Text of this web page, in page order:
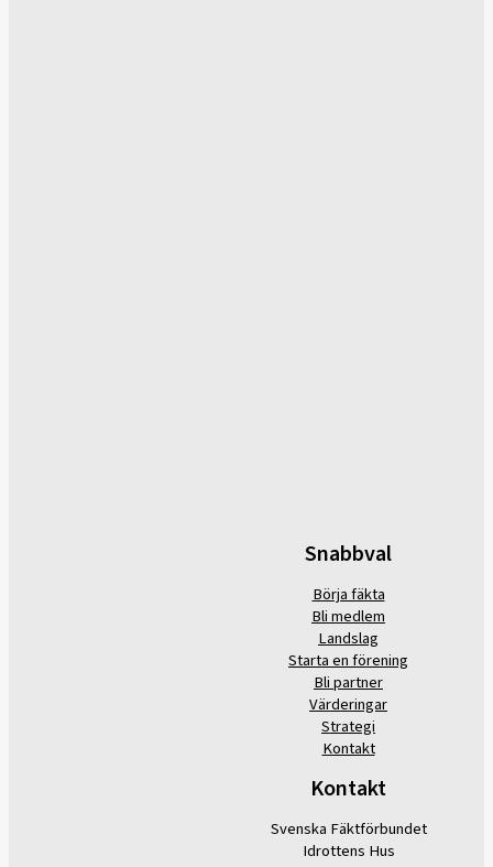
Snabbval
Börja fäkta
Bli medlem
Landslag
Starta en förening
Bli partner
Värderingar
Strategi
Kontakt
Kontakt
Svenska Fäktförbundet
Idrottens Hus